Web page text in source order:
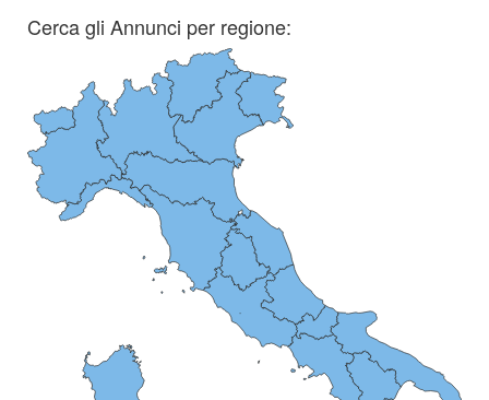
Cerca gli Annunci per regione: